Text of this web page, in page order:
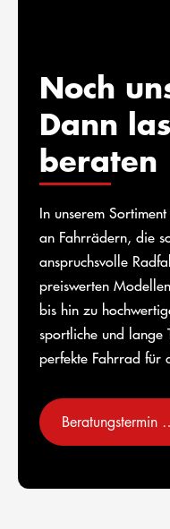
Noch
Dann
beraten
In unserem
an Fahrrädern, die
anspruchsvolle
preiswerten
bis hin zu
sportliche und lange
perfekte Fahrrad für